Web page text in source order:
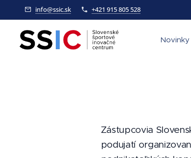
info@ssic.sk +421 915 805 528
Novinky
Zástupcovia
podujatí